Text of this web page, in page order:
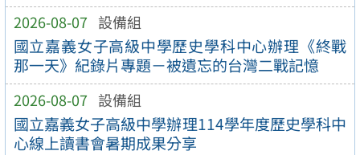
2026-08-07 設備組
國立嘉義女子高級中學歷史學科中心辦理《終戰
那一天》紀錄片專題－被遺忘的台灣二戰記憶
2026-08-07 設備組
國立嘉義女子高級中學辦理114學年度歷史學科中
心線上讀書會暑期成果分享